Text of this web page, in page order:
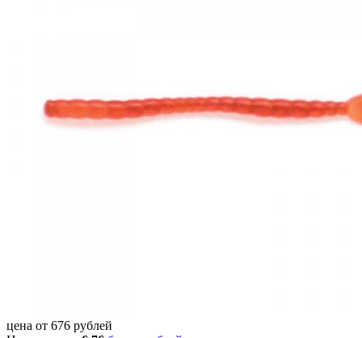
цена от 676 рублей